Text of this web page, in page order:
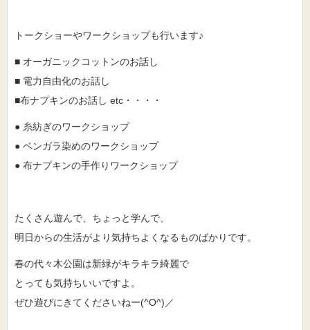
トークショーやワークショップも行います♪
■ オーガニックコットンのお話し
■ 電力自由化のお話し
■布ナプキンのお話し etc・・・・
● 糸紡ぎのワークショップ
● ベンガラ染めのワークショップ
● 布ナプキンの手作りワークショップ
たくさん遊んで、ちょっと学んで、
明日からの生活がより気持ちよくなるものばかりです。
春の代々木公園は新緑がキラキラ綺麗で
とっても気持ちいいですよ。
ぜひ遊びにきてくださいねー(^O^)／